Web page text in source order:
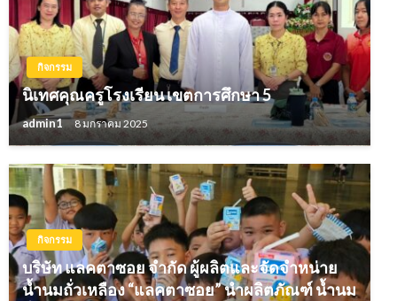
กิจกรรม
นิเทศคุณครูโรงเรียน เขตการศึกษา 5
admin1 8 มกราคม 2025
กิจกรรม
บริษัท แลคตาซอย จำกัด ผู้ผลิตและจัดจำหน่าย
น้ำนมถั่วเหลือง “แลคตาซอย” นำผลิตภัณฑ์ น้ำนม